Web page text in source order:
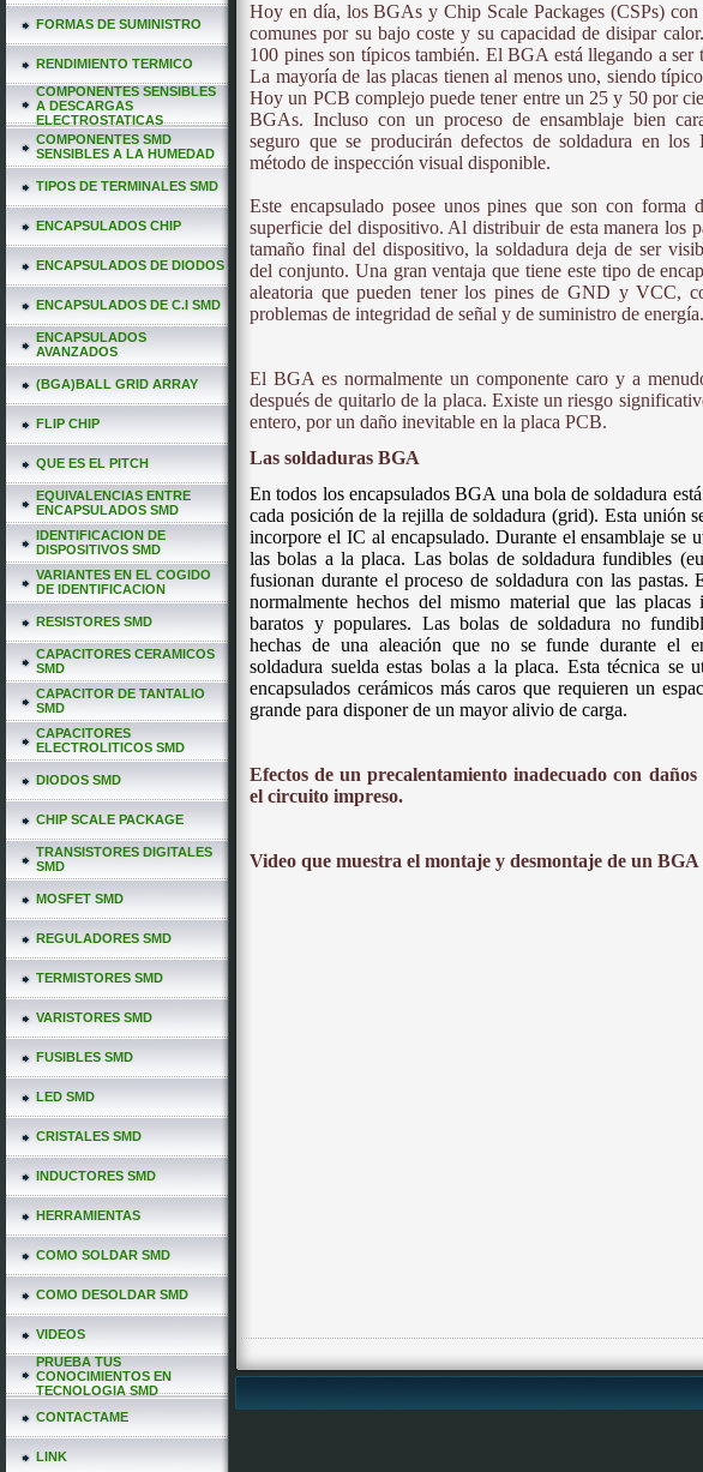
FORMAS DE SUMINISTRO
RENDIMIENTO TERMICO
COMPONENTES SENSIBLES
A DESCARGAS
ELECTROSTATICAS
COMPONENTES SMD
SENSIBLES A LA HUMEDAD
TIPOS DE TERMINALES SMD
ENCAPSULADOS CHIP
ENCAPSULADOS DE DIODOS
ENCAPSULADOS DE C.I SMD
ENCAPSULADOS
AVANZADOS
(BGA)BALL GRID ARRAY
FLIP CHIP
QUE ES EL PITCH
EQUIVALENCIAS ENTRE
ENCAPSULADOS SMD
IDENTIFICACION DE
DISPOSITIVOS SMD
VARIANTES EN EL COGIDO
DE IDENTIFICACION
RESISTORES SMD
CAPACITORES CERAMICOS
SMD
CAPACITOR DE TANTALIO
SMD
CAPACITORES
ELECTROLITICOS SMD
DIODOS SMD
CHIP SCALE PACKAGE
TRANSISTORES DIGITALES
SMD
MOSFET SMD
REGULADORES SMD
TERMISTORES SMD
VARISTORES SMD
FUSIBLES SMD
LED SMD
CRISTALES SMD
INDUCTORES SMD
HERRAMIENTAS
COMO SOLDAR SMD
COMO DESOLDAR SMD
VIDEOS
PRUEBA TUS
CONOCIMIENTOS EN
TECNOLOGIA SMD
CONTACTAME
LINK
Hoy en día, los BGAs y Chip Scale Packages (CSPs) con
comunes por su bajo coste y su capacidad de disipar
100 pines son típicos también. El BGA está llegando a ser
La mayoría de las placas tienen al menos uno, siendo
Hoy un PCB complejo puede tener entre un 25 y 50 por
BGAs. Incluso con un proceso de ensamblaje bien
seguro que se producirán defectos de soldadura en
método de inspección visual disponible.
Este encapsulado posee unos pines que son con forma
superficie del dispositivo. Al distribuir de esta manera los
tamaño final del dispositivo, la soldadura deja de ser
del conjunto. Una gran ventaja que tiene este tipo de
aleatoria que pueden tener los pines de GND y VCC,
problemas de integridad de señal y de suministro de energía.
El BGA es normalmente un componente caro y a
después de quitarlo de la placa. Existe un riesgo
entero, por un daño inevitable en la placa PCB.
Las soldaduras BGA
En todos los encapsulados BGA una bola de soldadura
cada posición de la rejilla de soldadura (grid). Esta unión
incorpore el IC al encapsulado. Durante el ensamblaje se
las bolas a la placa. Las bolas de soldadura fundibles
fusionan durante el proceso de soldadura con las pastas.
normalmente hechos del mismo material que las placas
baratos y populares. Las bolas de soldadura no
hechas de una aleación que no se funde durante el
soldadura suelda estas bolas a la placa. Esta técnica se
encapsulados cerámicos más caros que requieren un
grande para disponer de un mayor alivio de carga.
Efectos de un precalentamiento inadecuado con daños
el circuito impreso.
Video que muestra el montaje y desmontaje de un